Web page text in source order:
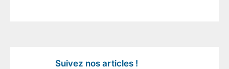
Suivez nos articles !